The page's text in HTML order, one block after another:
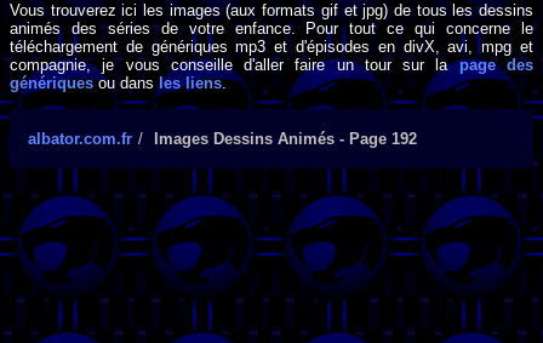
Vous trouverez ici les images (aux formats gif et jpg) de tous les dessins
animés des séries de votre enfance. Pour tout ce qui concerne le
téléchargement de génériques mp3 et d'épisodes en divX, avi, mpg et
compagnie, je vous conseille d'aller faire un tour sur lapage des
génériquesou dansles liens.
albator.com.fr Images Dessins Animés - Page 192